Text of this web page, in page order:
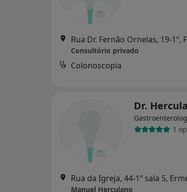
Rua Dr. Fernão Ornelas, 19-1º,
Consultório privado
Colonoscopia
Dr.
1
Rua da Igreja, 44-1º sala 5,
Manuel Herculano